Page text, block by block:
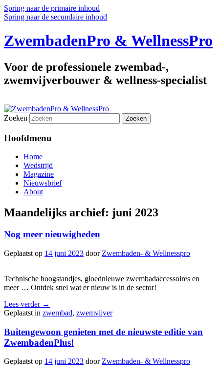
Spring naar de primaire inhoud
Spring naar de secundaire inhoud
ZwembadenPro & WellnessPro
Voor de professionele zwembad-,
zwemvijverbouwer & wellness-specialist
Zoeken
Hoofdmenu
Home
Wedstrijd
Magazine
Nieuwsbrief
About
Maandelijks archief: juni 2023
Nog meer nieuwigheden
Geplaatst op 14 juni 2023 door Zwembaden- & Wellnesspro
Technische hoogstandjes, gloednieuwe zwembadaccessoires en
meer … Ontdek snel wat er nieuw is in de sector!
Lees verder →
Geplaatst in zwembad, zwemvijver
Buitengewoon genieten met de nieuwste editie van
ZwembadenPlus!
Geplaatst op 14 juni 2023 door Zwembaden- & Wellnesspro